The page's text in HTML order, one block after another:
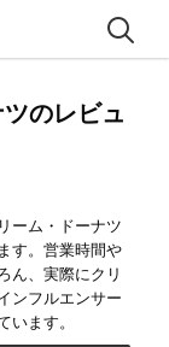
のレビュ
ーム・ドーナツ
す。営業時間や
ん、実際にクリ
ンフルエンサー
います。